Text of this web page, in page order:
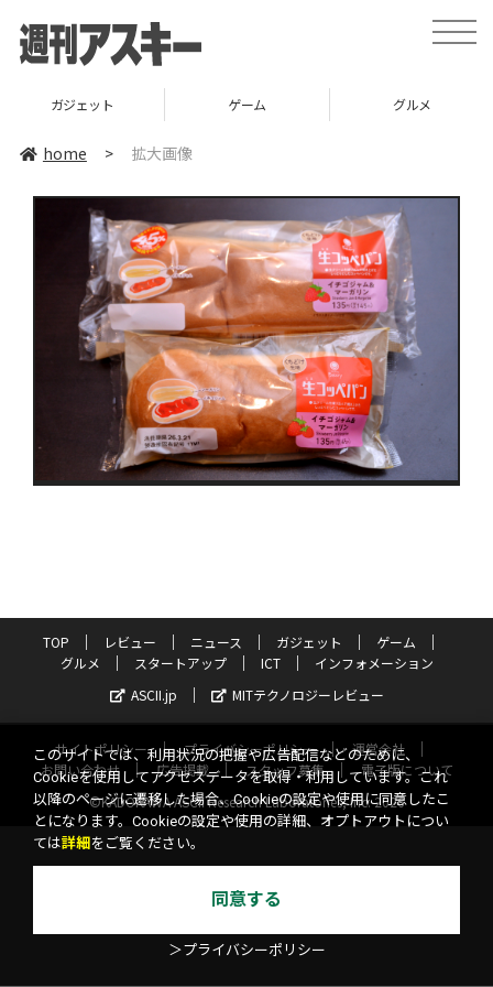
toggle
ガジェット ゲーム グルメ
home > 拡大画像
TOP レビュー ニュース ガジェット
ゲーム
グルメ
スタートアップ ICT
インフォメーション
ASCII.jp
MITテクノロジーレビュー
サイトポリシー プライバシーポリシー
運営会社
お問い合わせ
広告掲載 スタッフ募集
電子版について
©KADOKAWA ASCII Research Laboratories, Inc. 2026
このサイトでは、利用状況の把握や広告配信などのために、
Cookieを使用してアクセスデータを取得・利用しています。これ
以降のページに遷移した場合、Cookieの設定や使用に同意したこ
とになります。Cookieの設定や使用の詳細、オプトアウトについ
ては詳細 をご覧ください。
同意する
＞プライバシーポリシー